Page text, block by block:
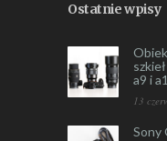
Ostatnie wpisy
a9 i a1
13
Sony